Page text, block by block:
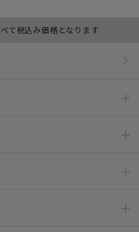
て税込み価格となります